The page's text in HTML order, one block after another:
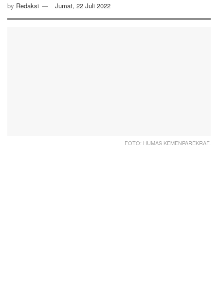
by Redaksi Jumat, 22 Juli 2022
FOTO: HUMAS KEMENPAREKRAF.